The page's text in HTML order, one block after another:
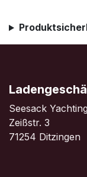
Seesack
Zeißstr. 3
71254 Ditzingen